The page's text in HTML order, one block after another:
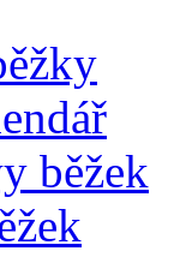
běžek